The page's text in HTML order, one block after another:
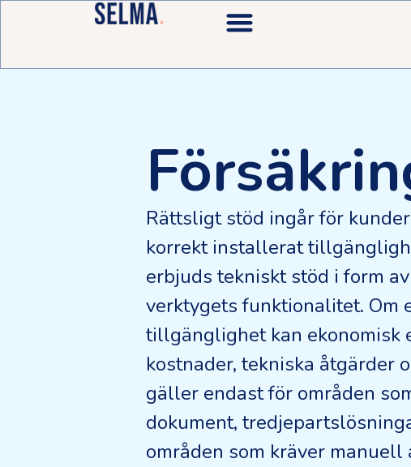
Rättsligt stöd ingår för
korrekt installerat
erbjuds tekniskt stöd i form
verktygets funktionalitet. Om
tillgänglighet kan ekonomisk
kostnader, tekniska åtgärder
gäller endast för områden
dokument,
områden som kräver